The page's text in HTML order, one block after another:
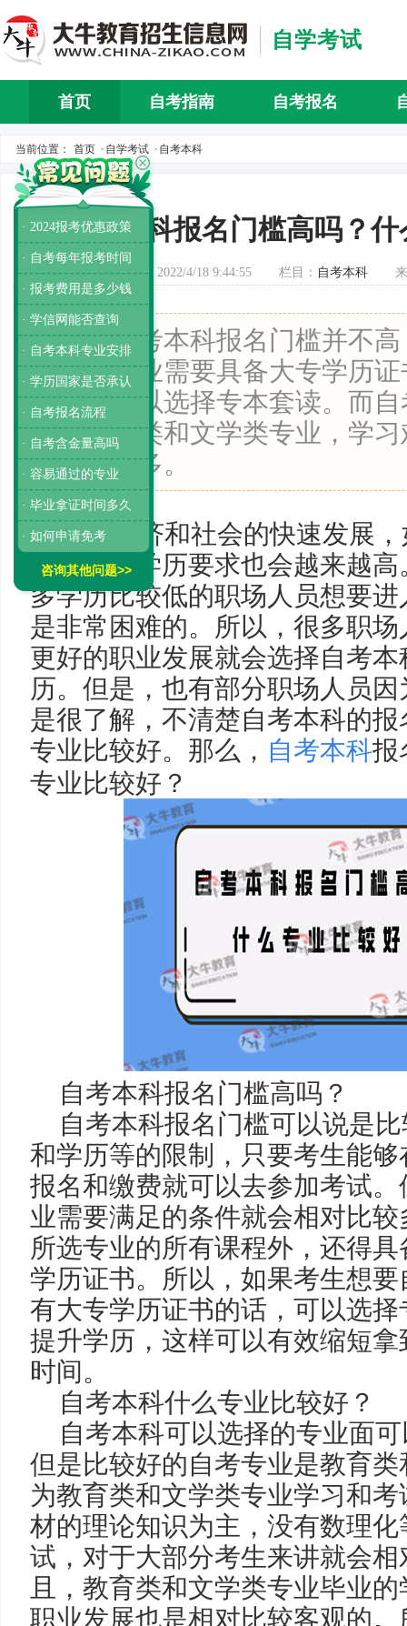
自学考试
首页 自考指南 自考报名
当前位置： 首页 > 自学考试 > 自考本科
自考本科报名门槛高吗？
发布时间：2022/4/18 9:44:55 栏目： 自考本科
导读：自考本科报名门槛并不
要申请毕业需要具备大专学历
的话，可以选择专本套读。而
业是教育类和文学类专业，学
相对比较多。
随着经济和社会的快速发展
对人才的学历要求也会越来越
多学历比较低的职场人员想要
是非常困难的。所以，很多职
更好的职业发展就会选择自考
历。但是，也有部分职场人员
是很了解，不清楚自考本科的
专业比较好。那么， 自考本科报
专业比较好？
自考本科报名门槛高吗？
自考本科报名门槛可以说是
和学历等的限制，只要考生能
报名和缴费就可以去参加考试
业需要满足的条件就会相对比
所选专业的所有课程外，还得
学历证书。所以，如果考生想
有大专学历证书的话，可以选
提升学历，这样可以有效缩短
时间。
自考本科什么专业比较好？
自考本科可以选择的专业面
但是比较好的自考专业是教育
为教育类和文学类专业学习和
材的理论知识为主，没有数理
试，对于大部分考生来讲就会
且，教育类和文学类专业毕业
职业发展也是相对比较客观的
· 2024报考优惠政策
· 自考每年报考时间
· 报考费用是多少钱
· 学信网能否查询
· 自考本科专业安排
· 学历国家是否承认
· 自考报名流程
· 自考含金量高吗
· 容易通过的专业
· 毕业拿证时间多久
· 如何申请免考
咨询其他问题>>